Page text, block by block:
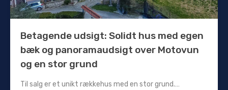
Betagende udsigt: Solidt hus med egen
bæk og panoramaudsigt over Motovun
og en stor grund
Til salg er et unikt rækkehus med en stor grund.…